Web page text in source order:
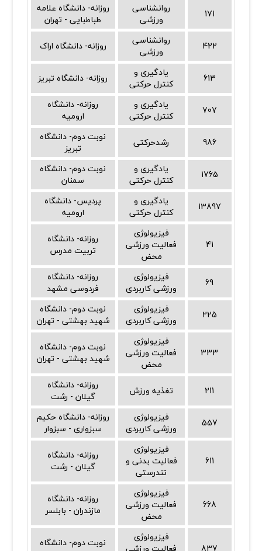
171
روانشناسی
ورزشی
روزانه- دانشگاه علامه
طباطبایی - تهران
422
روانشناسی
ورزشی
روزانه- دانشگاه اراک
613
یادگیری و
کنترل حرکتی
روزانه- دانشگاه تبریز
707
یادگیری و
کنترل حرکتی
روزانه- دانشگاه
ارومیه
986
رشدحرکتی
نوبت دوم- دانشگاه
تبریز
1765
یادگیری و
کنترل حرکتی
نوبت دوم- دانشگاه
سمنان
13897
یادگیری و
کنترل حرکتی
پردیس- دانشگاه
ارومیه
41
فیزیولوژی
فعالیت ورزشی
محض
روزانه- دانشگاه
تربیت مدرس
69
فیزیولوژی
ورزشی کاربردی
روزانه- دانشگاه
فردوسی مشهد
225
فیزیولوژی
ورزشی کاربردی
نوبت دوم- دانشگاه
شهید بهشتی - تهران
333
فیزیولوژی
فعالیت ورزشی
محض
نوبت دوم- دانشگاه
شهید بهشتی - تهران
211 تغذیه ورزش
روزانه- دانشگاه
گیلان - رشت
557
فیزیولوژی
ورزشی کاربردی
روزانه- دانشگاه حکیم
سبزواری - سبزوار
611
فیزیولوژی
فعالیت بدنی و
تندرستی
روزانه- دانشگاه
گیلان - رشت
668
فیزیولوژی
فعالیت ورزشی
محض
روزانه- دانشگاه
مازندران - بابلسر
فیزیولوژی
نوبت دوم- دانشگاه